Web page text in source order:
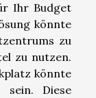
Ihr Budget
könnte
zu
zu nutzen.
könnte
sein. Diese